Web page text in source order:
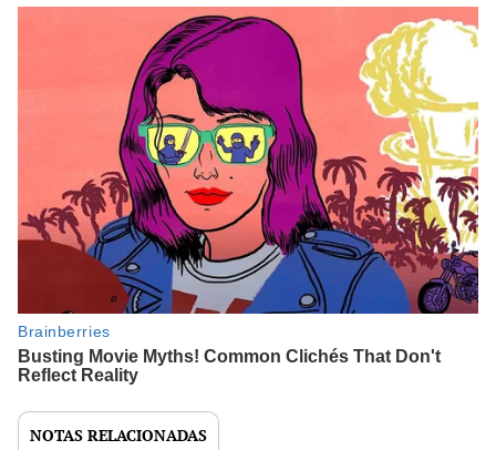
NOTAS RELACIONADAS